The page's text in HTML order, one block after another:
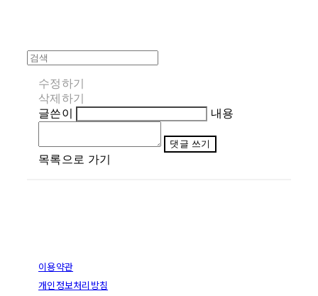
수정하기
삭제하기
글쓴이
내용
댓글 쓰기
목록으로 가기
이용약관
개인정보처리방침